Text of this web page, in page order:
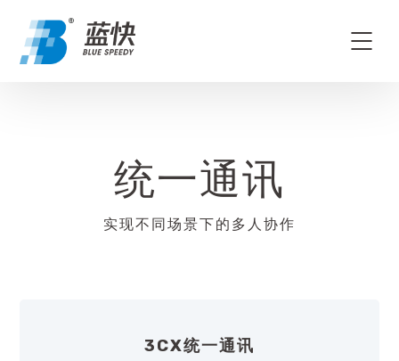
统一通讯
实现不同场景下的多人协作
3CX统一通讯